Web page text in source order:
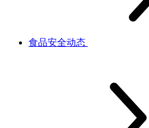
食品安全动态